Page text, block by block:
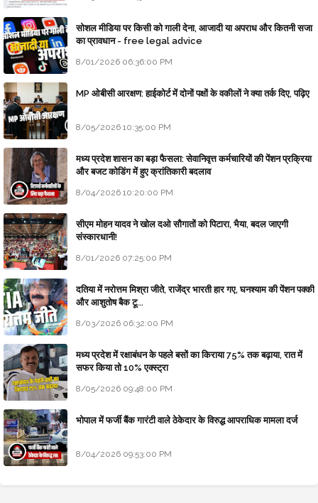
सोशल मीडिया पर किसी को गाली देना, आजादी या अपराध और कितनी सजा
का प्रावधान - free legal advice
8/01/2026 06:36:00 PM
MP ओबीसी आरक्षण: हाईकोर्ट में दोनों पक्षों के वकीलों ने क्या तर्क दिए, पढ़िए
8/05/2026 10:35:00 PM
मध्य प्रदेश शासन का बड़ा फैसला: सेवानिवृत्त कर्मचारियों की पेंशन प्रक्रिया
और बजट कोडिंग में हुए क्रांतिकारी बदलाव
8/04/2026 10:20:00 PM
सीएम मोहन यादव ने खोल दओ सौगातों को पिटारा, भैया, बदल जाएगी
संस्कारधानी!
8/01/2026 07:25:00 PM
दतिया में नरोत्तम मिश्रा जीते, राजेंद्र भारती हार गए, घनश्याम की पेंशन पक्की
और आशुतोष बैक टू...
8/03/2026 06:32:00 PM
मध्य प्रदेश में रक्षाबंधन के पहले बसों का किराया 75% तक बढ़ाया, रात में
सफर किया तो 10% एक्स्ट्रा
8/05/2026 09:48:00 PM
भोपाल में फर्जी बैंक गारंटी वाले ठेकेदार के विरुद्ध आपराधिक मामला दर्ज
8/04/2026 09:53:00 PM